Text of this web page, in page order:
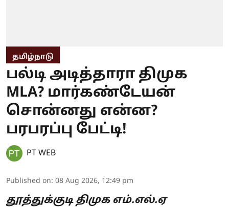
தமிழ்நாடு
பல்டி அடித்தாரா திமுக
MLA? மார்கண்டேயன்
சொன்னது என்ன?
பரபரப்பு பேட்டி!
PT WEB
Published on: 08 Aug 2026, 12:49 pm
தூத்துக்குடி திமுக எம்.எல்.ஏ